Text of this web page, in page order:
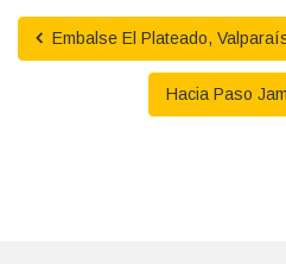
Embalse El Plateado,
Hacia Paso